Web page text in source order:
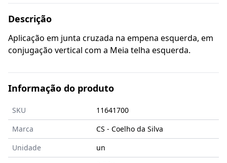
Descrição
Aplicação em junta cruzada na empena esquerda, em
conjugação vertical com a Meia telha esquerda.
Informação do produto
SKU
11641700
Marca
CS - Coelho da Silva
Unidade
un